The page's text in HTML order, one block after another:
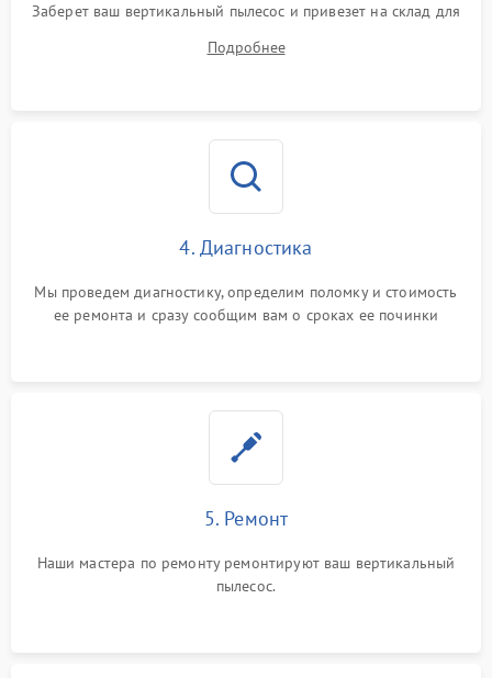
Заберет ваш вертикальный пылесос и привезет на склад для
Подробнее
4. Диагностика
Мы проведем диагностику, определим поломку и стоимость
ее ремонта и сразу сообщим вам о сроках ее починки
5. Ремонт
Наши мастера по ремонту ремонтируют ваш вертикальный
пылесос.